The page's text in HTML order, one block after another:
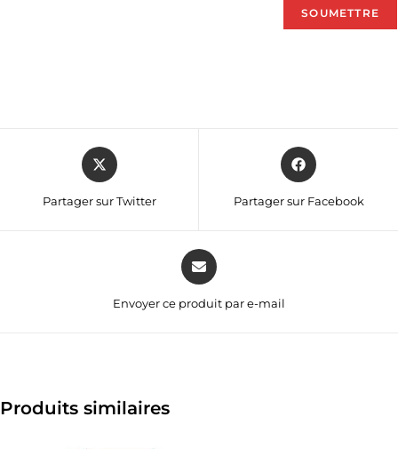
Partager sur Twitter Partager sur Facebook
Envoyer ce produit par e-mail
Produits similaires